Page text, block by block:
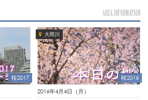
AREA INFORMATION
桜2017
大岡川
桜2016
2016年4月4日（月）